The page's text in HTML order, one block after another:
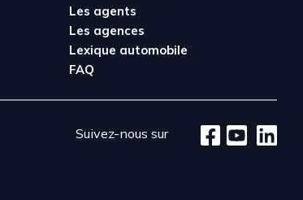
Les agents
Les agences
Lexique automobile
FAQ
Suivez-nous sur